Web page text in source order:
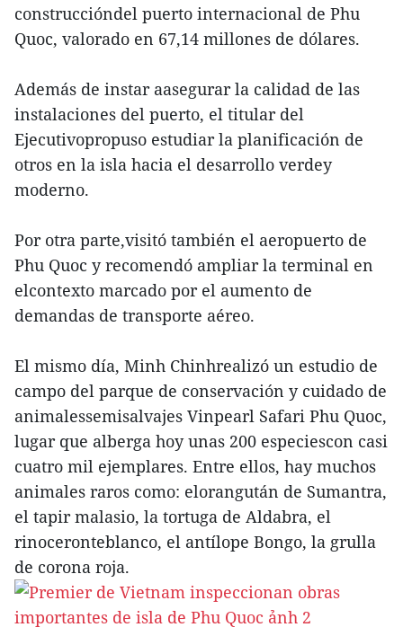
construccióndel puerto internacional de Phu
Quoc, valorado en 67,14 millones de dólares.
Además de instar aasegurar la calidad de las
instalaciones del puerto, el titular del
Ejecutivopropuso estudiar la planificación de
otros en la isla hacia el desarrollo verdey
moderno.
Por otra parte,visitó también el aeropuerto de
Phu Quoc y recomendó ampliar la terminal en
elcontexto marcado por el aumento de
demandas de transporte aéreo.
El mismo día, Minh Chinhrealizó un estudio de
campo del parque de conservación y cuidado de
animalessemisalvajes Vinpearl Safari Phu Quoc,
lugar que alberga hoy unas 200 especiescon casi
cuatro mil ejemplares. Entre ellos, hay muchos
animales raros como: elorangután de Sumantra,
el tapir malasio, la tortuga de Aldabra, el
rinoceronteblanco, el antílope Bongo, la grulla
de corona roja.